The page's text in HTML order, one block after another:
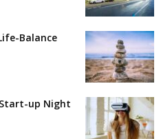
Balance
up Night